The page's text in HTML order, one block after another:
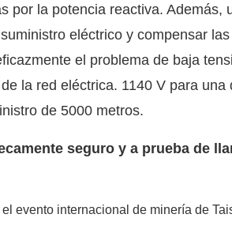
por la potencia reactiva. Además,
eléctrico y compensar
el problema de baja
la red eléctrica. 1140 V para
de 5000 metros.
seguro y a prueba de